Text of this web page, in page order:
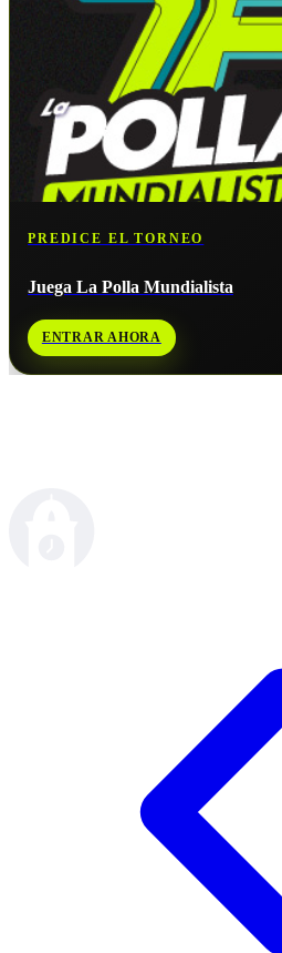
PREDICE EL TORNEO
Juega La Polla Mundialista
ENTRAR AHORA